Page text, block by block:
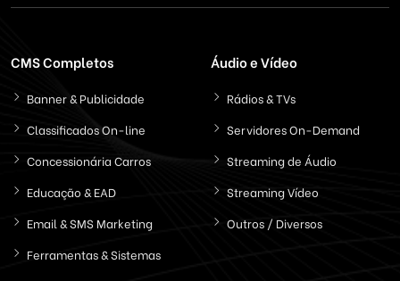
CMS Completos
Banner & Publicidade
Classificados On-line
Concessionária Carros
Educação & EAD
Email & SMS Marketing
Ferramentas & Sistemas
Áudio e Vídeo
Rádios & TVs
Servidores On-Demand
Streaming de Áudio
Streaming Vídeo
Outros / Diversos